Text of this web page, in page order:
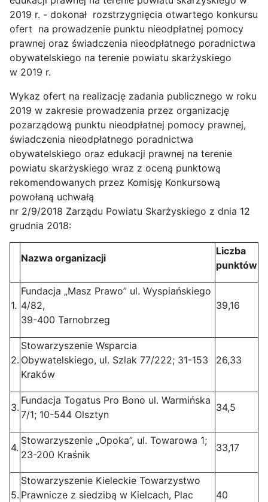
2019 r. - dokonał rozstrzygnięcia otwartego konkursu
ofert na prowadzenie punktu nieodpłatnej pomocy
prawnej oraz świadczenia nieodpłatnego poradnictwa
obywatelskiego na terenie powiatu skarżyskiego
w 2019 r.
Wykaz ofert na realizację zadania publicznego w roku
2019 w zakresie prowadzenia przez organizację
pozarządową punktu nieodpłatnej pomocy prawnej,
świadczenia nieodpłatnego poradnictwa
obywatelskiego oraz edukacji prawnej na terenie
powiatu skarżyskiego wraz z oceną punktową
rekomendowanych przez Komisję Konkursową
powołaną uchwałą
nr 2/9/2018 Zarządu Powiatu Skarżyskiego z dnia 12
grudnia 2018:
Nazwa organizacji
Liczba
punktów
1.
Fundacja „Masz Prawo” ul. Wyspiańskiego
4/82,
39-400 Tarnobrzeg
39,16
2.
Stowarzyszenie Wsparcia
Obywatelskiego, ul. Szlak 77/222; 31-153
Kraków
26,33
3.
Fundacja Togatus Pro Bono ul. Warmińska
7/1; 10-544 Olsztyn
34,5
4.
Stowarzyszenie „Opoka”, ul. Towarowa 1;
23-200 Kraśnik
33,17
5.
Stowarzyszenie Kieleckie Towarzystwo
Prawnicze z siedzibą w Kielcach, Plac
40